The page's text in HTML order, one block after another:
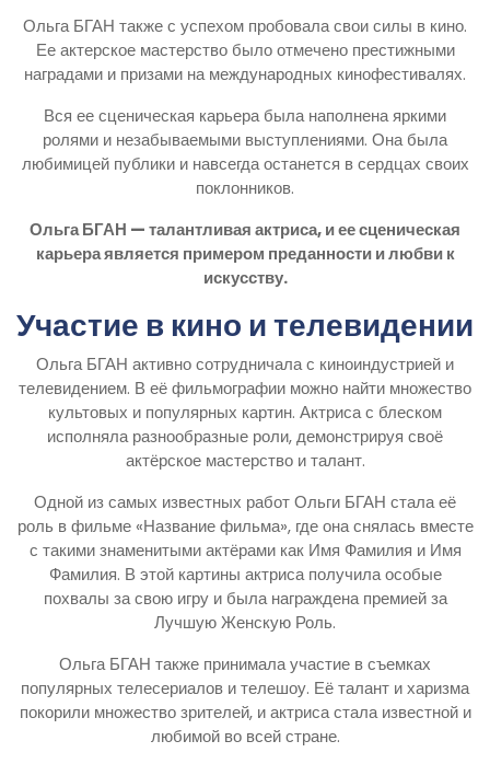
Ольга БГАН также с успехом пробовала свои силы в кино.
Ее актерское мастерство было отмечено престижными
наградами и призами на международных кинофестивалях.
Вся ее сценическая карьера была наполнена яркими
ролями и незабываемыми выступлениями. Она была
любимицей публики и навсегда останется в сердцах своих
поклонников.
Ольга БГАН — талантливая актриса, и ее сценическая
карьера является примером преданности и любви к
искусству.
Участие в кино и телевидении
Ольга БГАН активно сотрудничала с киноиндустрией и
телевидением. В её фильмографии можно найти множество
культовых и популярных картин. Актриса с блеском
исполняла разнообразные роли, демонстрируя своё
актёрское мастерство и талант.
Одной из самых известных работ Ольги БГАН стала её
роль в фильме «Название фильма», где она снялась вместе
с такими знаменитыми актёрами как Имя Фамилия и Имя
Фамилия. В этой картины актриса получила особые
похвалы за свою игру и была награждена премией за
Лучшую Женскую Роль.
Ольга БГАН также принимала участие в съемках
популярных телесериалов и телешоу. Её талант и харизма
покорили множество зрителей, и актриса стала известной и
любимой во всей стране.